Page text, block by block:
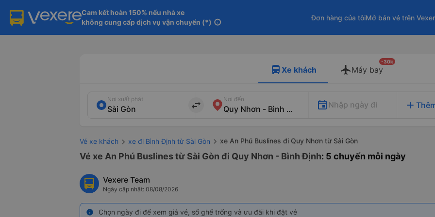
Cam kết hoàn 150% nếu nhà xe
không cung cấp dịch vụ vận chuyển (*) info
Đơn hàng của tôiMở bán vé trên
Xe khách Máy bay
-30k
Nơi xuất phát
import_export
Nơi đến
Nhập ngày đi add
Vé xe khách xe đi Bình Định từ Sài Gòn xe An Phú Buslines đi Quy Nhơn từ Sài Gòn
Vé xe An Phú Buslines từ Sài Gòn đi Quy Nhơn - Bình Định: 5 chuyến mỗi ngày
Vexere Team
Ngày cập nhật: 08/08/2026
info Chọn ngày đi để xem giá vé, số ghế trống và ưu đãi khi đặt vé